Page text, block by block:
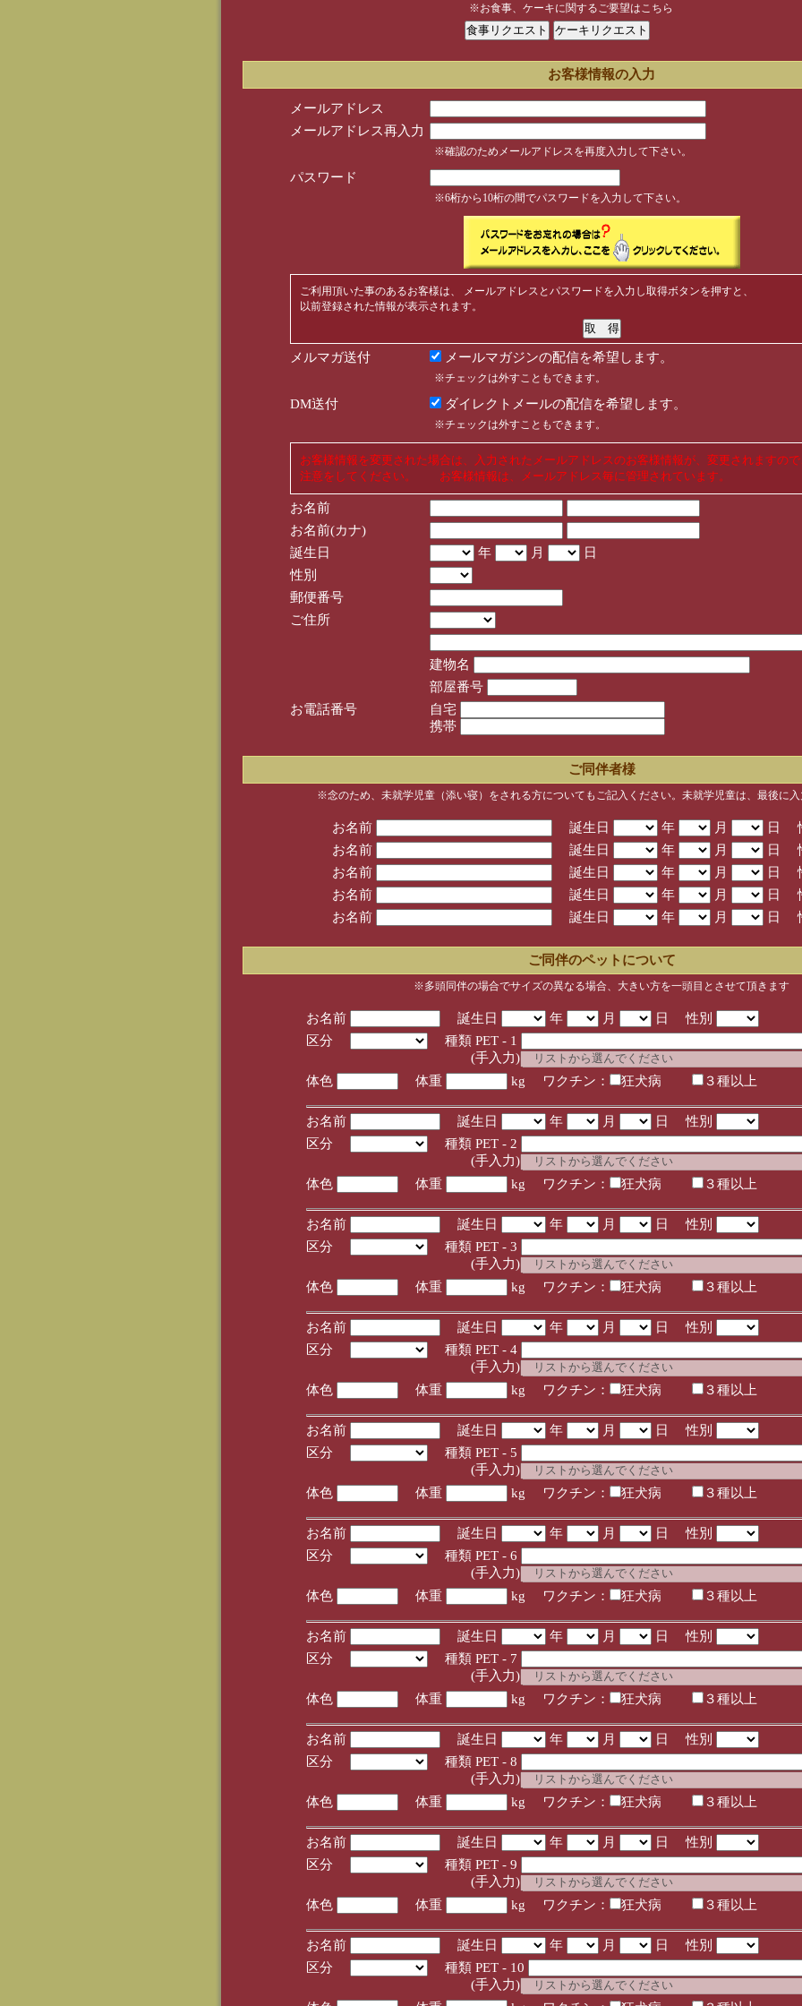
※お食事、ケーキに関するご要望はこちら
お客様情報の入力
メールアドレス
メールアドレス再入力
※確認のためメールアドレスを再度入力して下さい。
パスワード
※6桁から10桁の間でパスワードを入力して下さい。
ご利用頂いた事のあるお客様は、 メールアドレスとパスワードを入力し取得ボタンを押すと、
以前登録された情報が表示されます。
メルマガ送付 メールマガジンの配信を希望します。
※チェックは外すこともできます。
DM送付 ダイレクトメールの配信を希望します。
※チェックは外すこともできます。
お客様情報を変更された場合は、入力されたメールアドレスのお客様情報が、変更されますので
注意をしてください。 お客様情報は、メールアドレス毎に管理されています。
お名前
お名前(カナ)
誕生日
年 月
日
性別
郵便番号
ご住所
建物名
部屋番号
お電話番号
自宅
携帯
ご同伴者様
※念のため、未就学児童（添い寝）をされる方についてもご記入ください。未就学児童は、最後に入
お名前 誕生日 年 月
日
お名前
誕生日 年 月
日
お名前
誕生日 年 月
日
お名前
誕生日 年 月
日
お名前
誕生日 年 月 日
ご同伴のペットについて
※多頭同伴の場合でサイズの異なる場合、大きい方を一頭目とさせて頂きます
お名前 誕生日 年 月
日 性別
区分
種類 PET - 1
(手入力)
体色
体重 kg ワクチン： 狂犬病 ３種以上
お名前 誕生日 年 月
日 性別
区分
種類 PET - 2
(手入力)
体色
体重 kg ワクチン： 狂犬病 ３種以上
お名前 誕生日 年 月
日 性別
区分
種類 PET - 3
(手入力)
体色
体重 kg ワクチン： 狂犬病 ３種以上
お名前 誕生日 年 月
日 性別
区分
種類 PET - 4
(手入力)
体色
体重 kg ワクチン： 狂犬病 ３種以上
お名前 誕生日 年 月
日 性別
区分
種類 PET - 5
(手入力)
体色
体重 kg ワクチン： 狂犬病 ３種以上
お名前 誕生日 年 月
日 性別
区分
種類 PET - 6
(手入力)
体色
体重 kg ワクチン： 狂犬病 ３種以上
お名前 誕生日 年 月
日 性別
区分
種類 PET - 7
(手入力)
体色
体重 kg ワクチン： 狂犬病 ３種以上
お名前 誕生日 年 月
日 性別
区分
種類 PET - 8
(手入力)
体色
体重 kg ワクチン： 狂犬病 ３種以上
お名前 誕生日 年 月
日 性別
区分
種類 PET - 9
(手入力)
体色
体重 kg ワクチン： 狂犬病 ３種以上
お名前 誕生日 年 月
日 性別
区分
種類 PET - 10
(手入力)